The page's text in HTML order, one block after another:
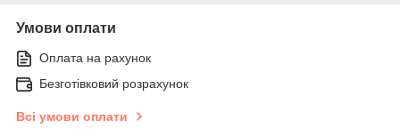
Умови оплати
Оплата на рахунок
Безготівковий розрахунок
Всі умови оплати